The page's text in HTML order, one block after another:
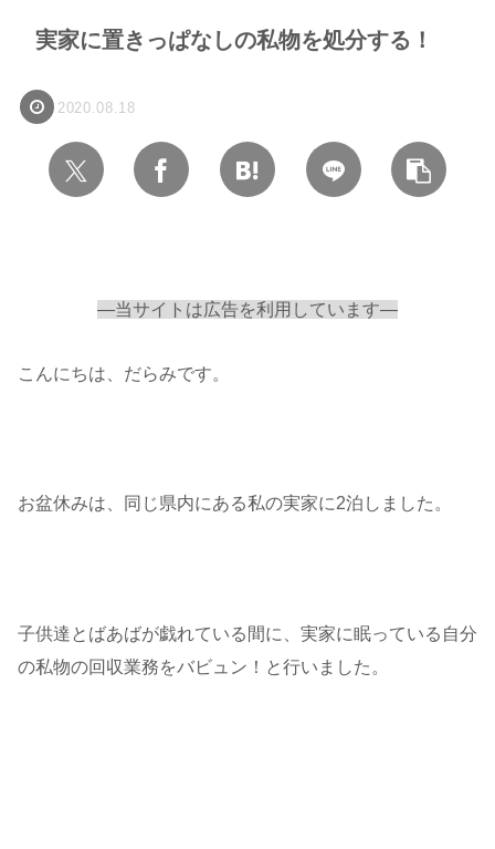
実家に置きっぱなしの私物を処分する！
2020.08.18
—当サイトは広告を利用しています—
こんにちは、だらみです。
お盆休みは、同じ県内にある私の実家に2泊しました。
子供達とばあばが戯れている間に、実家に眠っている自分
の私物の回収業務をバビュン！と行いました。